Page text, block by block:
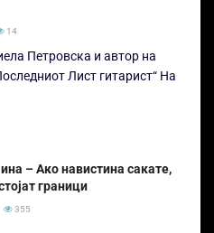
14
Петровска и автор на
Лист гитарист“ На
– Ако навистина сакате,
граници
355